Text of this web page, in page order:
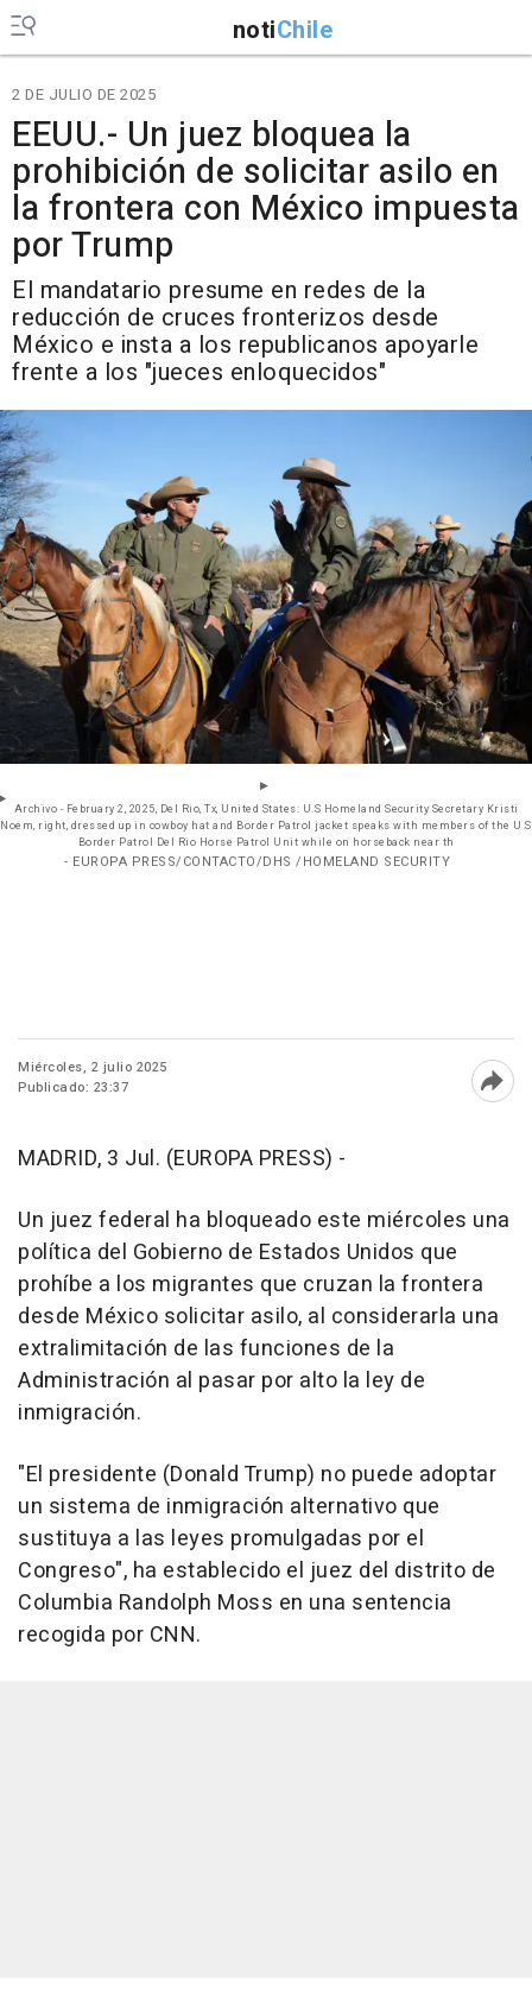
notiChile
2 DE JULIO DE 2025
EEUU.- Un juez bloquea la
prohibición de solicitar asilo en
la frontera con México impuesta
por Trump
El mandatario presume en redes de la
reducción de cruces fronterizos desde
México e insta a los republicanos apoyarle
frente a los "jueces enloquecidos"
Archivo - February 2, 2025, Del Rio, Tx, United States: U.S Homeland Security Secretary Kristi
Noem, right, dressed up in cowboy hat and Border Patrol jacket speaks with members of the U.S
Border Patrol Del Rio Horse Patrol Unit while on horseback near th
- EUROPA PRESS/CONTACTO/DHS /HOMELAND SECURITY
Miércoles, 2 julio 2025
Publicado: 23:37
MADRID, 3 Jul. (EUROPA PRESS) -
Un juez federal ha bloqueado este miércoles una
política del Gobierno de Estados Unidos que
prohíbe a los migrantes que cruzan la frontera
desde México solicitar asilo, al considerarla una
extralimitación de las funciones de la
Administración al pasar por alto la ley de
inmigración.
"El presidente (Donald Trump) no puede adoptar
un sistema de inmigración alternativo que
sustituya a las leyes promulgadas por el
Congreso", ha establecido el juez del distrito de
Columbia Randolph Moss en una sentencia
recogida por CNN.